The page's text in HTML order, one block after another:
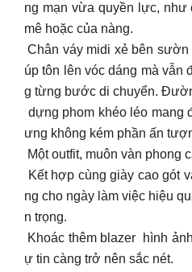
ng mạn vừa quyền lực, như
mê hoặc của nàng.
Chân váy midi xẻ bên
úp tôn lên vóc dáng mà vẫn
g từng bước di chuyển.
dựng phom khéo léo mang
ưng không kém phần ấn
Một outfit, muôn vàn phong
Kết hợp cùng giày cao gót
ng cho ngày làm việc hiệu
n trọng.
Khoác thêm blazer hình
ự tin càng trở nên sắc nét.